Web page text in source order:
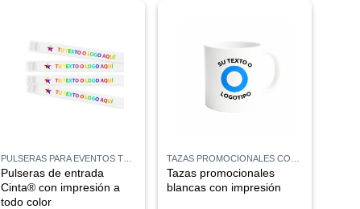
PULSERAS PARA EVENTOS TYVEK®
Pulseras de entrada
Cinta® con impresión a
todo color
Tazas promocionales
blancas con impresión